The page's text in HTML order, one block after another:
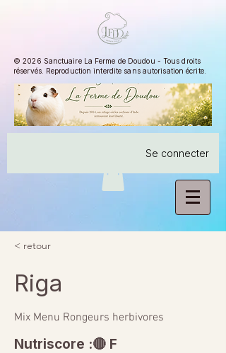
© 2026 Sanctuaire La Ferme de Doudou - Tous droits
réservés. Reproduction interdite sans autorisation écrite.
Se connecter
< retour
Riga
Mix Menu Rongeurs herbivores
Nutriscore :🔴 F